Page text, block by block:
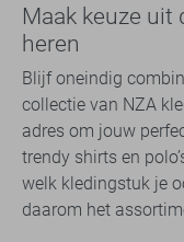
Maak keuze uit
heren
Blijf oneindig
collectie van NZA
adres om jouw
trendy shirts en
welk kledingstuk je
daarom het